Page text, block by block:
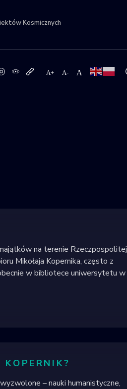
Kosmicznych
na terenie Rzeczpospolitej
Mikołaja Kopernika, często z
w bibliotece uniwersytetu w
– nauki humanistyczne,